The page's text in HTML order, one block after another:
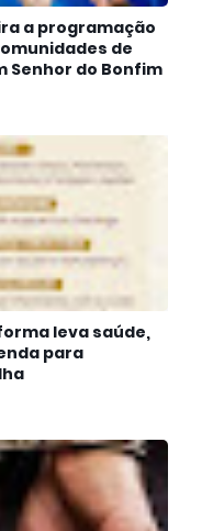
a programação
de
Senhor do Bonfim
leva saúde,
para